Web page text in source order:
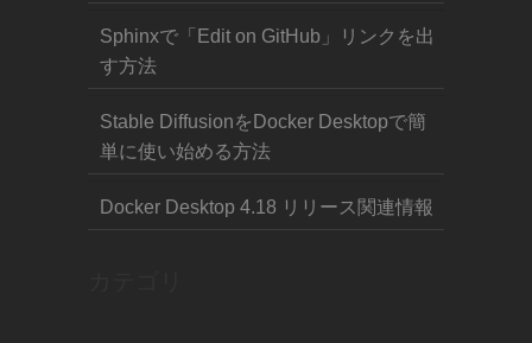
Sphinxで「Edit on GitHub」リンクを出
す方法
Stable DiffusionをDocker Desktopで簡
単に使い始める方法
Docker Desktop 4.18 リリース関連情報